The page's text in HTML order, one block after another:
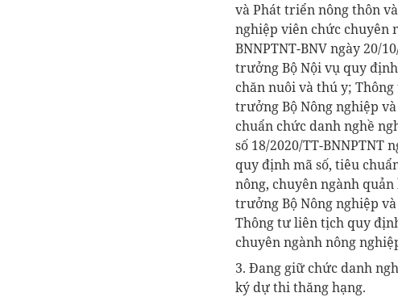
và Phát triển nông thôn
nghiệp viên chức chuyên
BNNPTNT-BNV ngày 20/
trưởng Bộ Nội vụ quy
chăn nuôi và thú y; Thông
trưởng Bộ Nông nghiệp
chuẩn chức danh nghề
số 18/2020/TT-BNNPTNT
quy định mã số, tiêu
nông, chuyên ngành quản
trưởng Bộ Nông nghiệp
Thông tư liên tịch quy
chuyên ngành nông
3. Đang giữ chức danh
ký dự thi thăng hạng.